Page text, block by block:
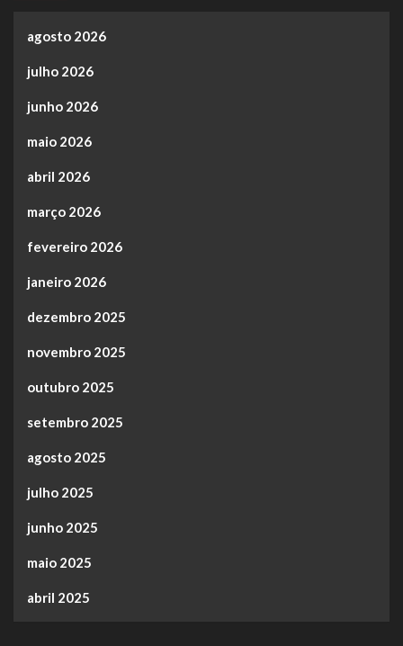
agosto 2026
julho 2026
junho 2026
maio 2026
abril 2026
março 2026
fevereiro 2026
janeiro 2026
dezembro 2025
novembro 2025
outubro 2025
setembro 2025
agosto 2025
julho 2025
junho 2025
maio 2025
abril 2025